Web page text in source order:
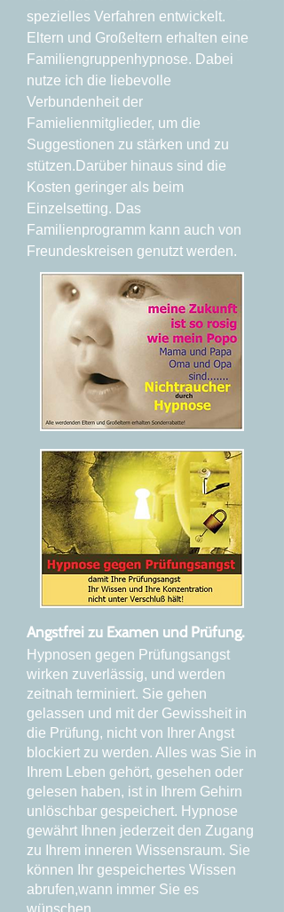
spezielles Verfahren entwickelt.
Eltern und Großeltern erhalten eine
Familiengruppenhypnose. Dabei
nutze ich die liebevolle
Verbundenheit der
Famielienmitglieder, um die
Suggestionen zu stärken und zu
stützen.Darüber hinaus sind die
Kosten geringer als beim
Einzelsetting. Das
Familienprogramm kann auch von
Freundeskreisen genutzt werden.
Angstfrei zu Examen und Prüfung.
Hypnosen gegen Prüfungsangst
wirken zuverlässig, und werden
zeitnah terminiert. Sie gehen
gelassen und mit der Gewissheit in
die Prüfung, nicht von Ihrer Angst
blockiert zu werden. Alles was Sie in
Ihrem Leben gehört, gesehen oder
gelesen haben, ist in Ihrem Gehirn
unlöschbar gespeichert. Hypnose
gewährt Ihnen jederzeit den Zugang
zu Ihrem inneren Wissensraum. Sie
können Ihr gespeichertes Wissen
abrufen,wann immer Sie es
wünschen.